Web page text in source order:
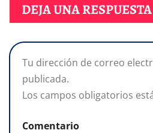
DEJA UNA RESPUESTA
Tu dirección de correo
publicada.
Los campos obligatorios
Comentario